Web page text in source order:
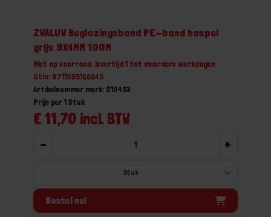
ZWALUW Beglazingsband PE-band haspel
grijs 9X4MM 100M
Niet op voorraad, levertijd 1 tot meerdere werkdagen
Gtin: 8711595166645
Artikelnummer merk: 210453
€ 11,70 incl. BTW
Prijs per 1 Stuk
- +
Bestel nu!